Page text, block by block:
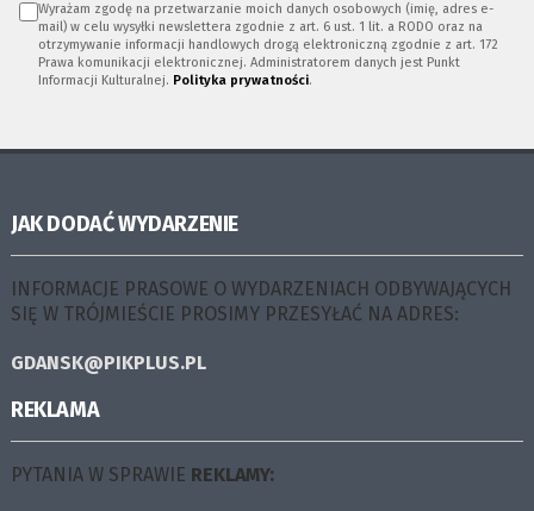
Wyrażam zgodę na przetwarzanie moich danych osobowych (imię, adres e-
mail) w celu wysyłki newslettera zgodnie z art. 6 ust. 1 lit. a RODO oraz na
otrzymywanie informacji handlowych drogą elektroniczną zgodnie z art. 172
Prawa komunikacji elektronicznej. Administratorem danych jest Punkt
Informacji Kulturalnej. Polityka prywatności.
JAK DODAĆ WYDARZENIE
INFORMACJE PRASOWE O WYDARZENIACH ODBYWAJĄCYCH
SIĘ W TRÓJMIEŚCIE PROSIMY PRZESYŁAĆ NA ADRES:
GDANSK@PIKPLUS.PL
REKLAMA
PYTANIA W SPRAWIE REKLAMY: